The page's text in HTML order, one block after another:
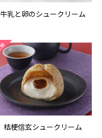
牛乳と卵のシュークリーム
桔梗信玄シュークリーム